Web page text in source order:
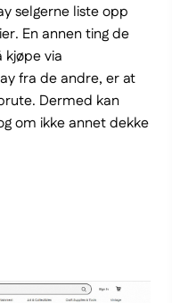
selgerne liste opp
En annen ting de
via
fra de andre, er at
Dermed kan
om ikke annet dekke